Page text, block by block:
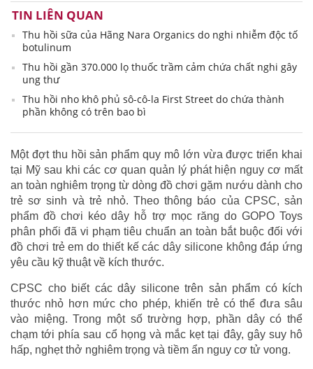
TIN LIÊN QUAN
Thu hồi sữa của Hãng Nara Organics do nghi nhiễm độc tố
botulinum
Thu hồi gần 370.000 lọ thuốc trầm cảm chứa chất nghi gây
ung thư
Thu hồi nho khô phủ sô-cô-la First Street do chứa thành
phần không có trên bao bì
Một đợt thu hồi sản phẩm quy mô lớn vừa được triển khai
tại Mỹ sau khi các cơ quan quản lý phát hiện nguy cơ mất
an toàn nghiêm trọng từ dòng đồ chơi gặm nướu dành cho
trẻ sơ sinh và trẻ nhỏ. Theo thông báo của CPSC, sản
phẩm đồ chơi kéo dây hỗ trợ mọc răng do GOPO Toys
phân phối đã vi phạm tiêu chuẩn an toàn bắt buộc đối với
đồ chơi trẻ em do thiết kế các dây silicone không đáp ứng
yêu cầu kỹ thuật về kích thước.
CPSC cho biết các dây silicone trên sản phẩm có kích
thước nhỏ hơn mức cho phép, khiến trẻ có thể đưa sâu
vào miệng. Trong một số trường hợp, phần dây có thể
chạm tới phía sau cổ họng và mắc kẹt tại đây, gây suy hô
hấp, nghẹt thở nghiêm trọng và tiềm ẩn nguy cơ tử vong.